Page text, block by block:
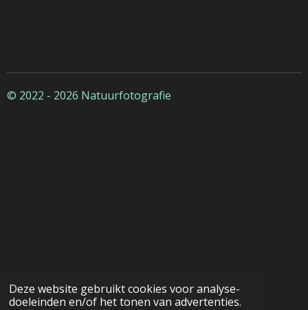
Deze website gebruikt cookies voor analyse-
doeleinden en/of het tonen van advertenties.
© 2022 - 2026 Natuurfotografie